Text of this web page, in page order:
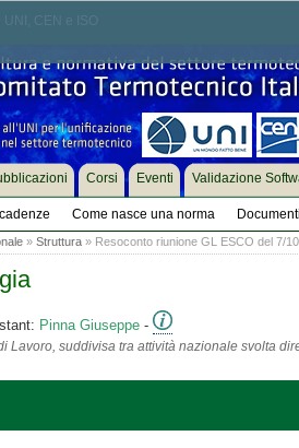
Come nasce una norma
Corsi Eventi Validazione
» Struttura» Resoconto riunione GL ESCO del 7/
Pinna Giuseppe-
suddivisa tra attività nazionale svolta